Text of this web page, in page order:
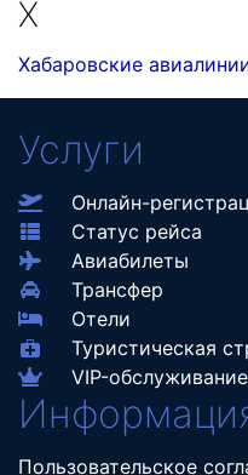
Х
Хабаровские
Услуги
Онлайн-
Статус рейса
Авиабилеты
Трансфер
Отели
Туристическая
VIP-
Пользовательское